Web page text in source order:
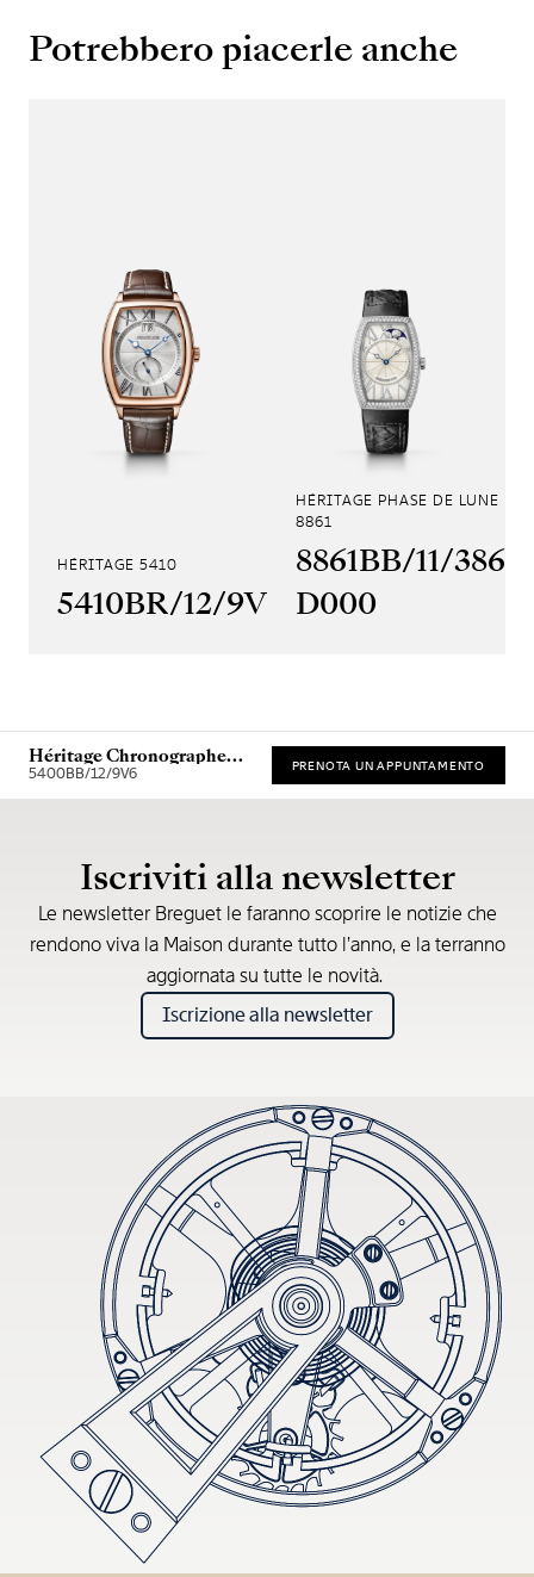
Potrebbero piacerle anche
HÉRITAGE 5410
5410BR/12/9VV
HÉRITAGE PHASE DE LUNE
8861
8861BB/11/386
D000
Héritage Chronographe
5400
5400BB/12/9V6 PRENOTA UN APPUNTAMENTO
Iscriviti alla newsletter
Le newsletter Breguet le faranno scoprire le notizie che
rendono viva la Maison durante tutto l’anno, e la terranno
aggiornata su tutte le novità.
Iscrizione alla newsletter